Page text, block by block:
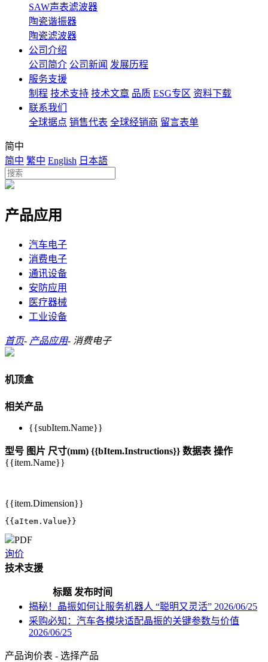
SAW声表滤波器
陶瓷谐振器
陶瓷滤波器
公司介绍
公司简介 公司新闻 发展历程
服务支援
制程 技术支持 技术文章 品质 ESG专区 资料下载
联系我们
全球据点 销售代表 全球经销商 留言表单
简中
简中 繁中 English 日本語
产品应用
汽车电子
消费电子
通讯设备
安防应用
医疗器械
工业设备
首页- 产品应用- 消费电子
机顶盒
相关产品
{{subItem.Name}}
型号 图片 尺寸(mm) {{bItem.Instructions}} 数据表 操作
{{item.Name}}
{{item.Dimension}}
{{aItem.Value}}
PDF
询价
技术支援
标题 发布时间
揭秘！晶振如何让服务机器人 “聪明又灵活” 2026/06/25
采购必知：汽车各模块适配晶振的关键参数与价值
2026/06/25
产品询价表 - 选择产品